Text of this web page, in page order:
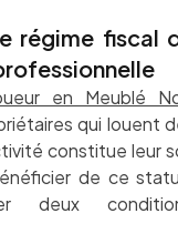
régime fiscal
en Meublé
qui louent
constitue leur
de ce
deux